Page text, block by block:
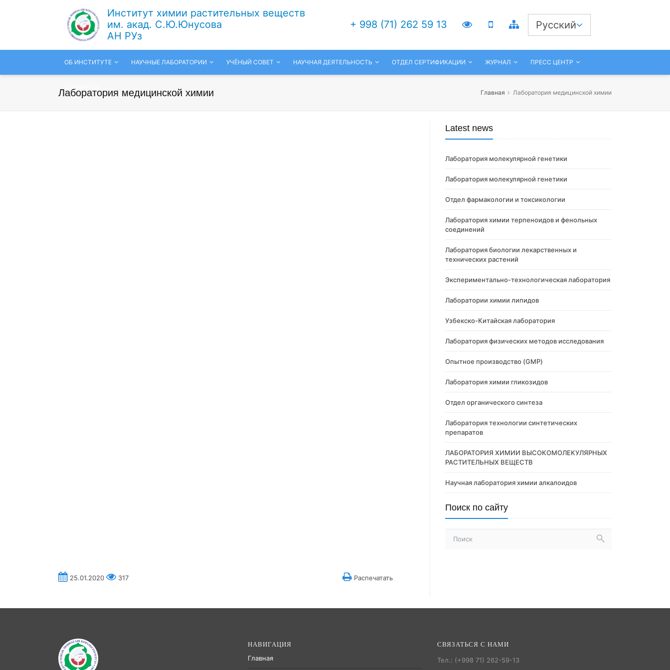
Институт химии растительных веществ
им. акад. С.Ю.Юнусова
АН РУз
+ 998 (71) 262 59 13 Русский
ОБ ИНСТИТУТЕ НАУЧНЫЕ ЛАБОРАТОРИИ УЧЁНЫЙ СОВЕТ НАУЧНАЯ ДЕЯТЕЛЬНОСТЬ ОТДЕЛ СЕРТИФИКАЦИИ ЖУРНАЛ ПРЕСС ЦЕНТР
КОНТАКТЫ
Лаборатория медицинской химии Главная Лаборатория медицинской химии
Latest news
Лаборатория молекулярной генетики
Лаборатория молекулярной генетики
Отдел фармакологии и токсикологии
Лаборатория химии терпеноидов и фенольных
соединений
Лаборатория биологии лекарственных и
технических растений
Экспериментально-технологическая лаборатория
Лаборатории химии липидов
Узбекско-Китайская лаборатория
Лаборатория физических методов исследования
Опытное производство (GMP)
Лаборатория химии гликозидов
Отдел органического синтеза
Лаборатория технологии синтетических
препаратов
ЛАБОРАТОРИЯ ХИМИИ ВЫСОКОМОЛЕКУЛЯРНЫХ
РАСТИТЕЛЬНЫХ ВЕЩЕСТВ
Научная лаборатория химии алкалоидов
Поиск по сайту
25.01.2020 317 Распечатать
НАВИГАЦИЯ
Главная
СВЯЗАТЬСЯ С НАМИ
Тел.: (+998 71) 262-59-13